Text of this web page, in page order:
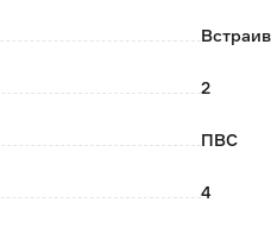
2
ПВС
4